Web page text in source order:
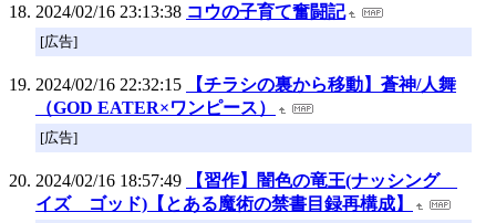
2024/02/16 23:13:38 コウの子育て奮闘記
[広告]
2024/02/16 22:32:15
【チラシの裏から移動】蒼神/人舞
（GOD EATER×ワンピース）
[広告]
2024/02/16 18:57:49
【習作】闇色の竜王(ナッシング
イズ ゴッド)【とある魔術の禁書目録再構成】